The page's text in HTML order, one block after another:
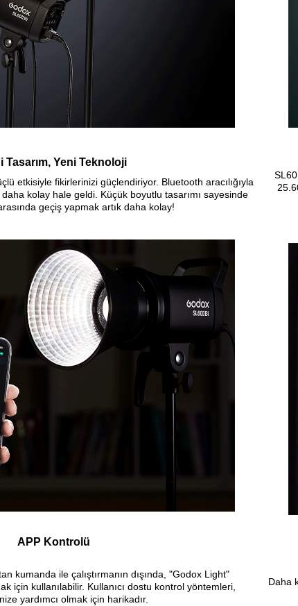
Tasarım, Yeni Teknoloji
etkisiyle fikirlerinizi güçlendiriyor. Bluetooth aracılığıyla
kolay hale geldi. Küçük boyutlu tasarımı sayesinde
geçiş yapmak artık daha kolay!
APP Kontrolü
kumanda ile çalıştırmanın dışında, "Godox Light"
için kullanılabilir. Kullanıcı dostu kontrol yöntemleri,
yardımcı olmak için harikadır.
Daha